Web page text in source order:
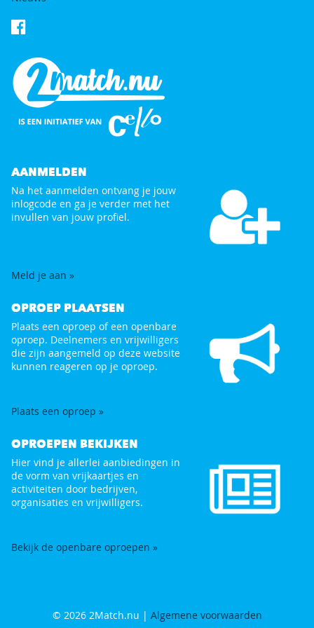
AANMELDEN
Na het aanmelden ontvang je jouw
inlogcode en ga je verder met het
invullen van jouw profiel.
Meld je aan »
OPROEP PLAATSEN
Plaats een oproep of een openbare
oproep. Deelnemers en vrijwilligers
die zijn aangemeld op deze website
kunnen reageren op je oproep.
Plaats een oproep »
OPROEPEN BEKIJKEN
Hier vind je allerlei aanbiedingen in
de vorm van vrijkaartjes en
activiteiten door bedrijven,
organisaties en vrijwilligers.
Bekijk de openbare oproepen »
© 2026 2Match.nu | Algemene voorwaarden